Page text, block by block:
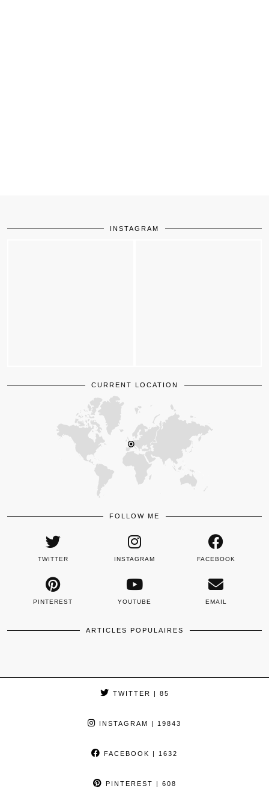
INSTAGRAM
CURRENT LOCATION
FOLLOW ME
TWITTER INSTAGRAM FACEBOOK
PINTEREST YOUTUBE EMAIL
ARTICLES POPULAIRES
TWITTER | 85
INSTAGRAM | 19843
FACEBOOK | 1632
PINTEREST | 608